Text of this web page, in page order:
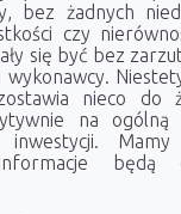
bez żadnych
czy
się być bez
wykonawcy.
nieco do
na ogólną
inwestycji.
będą